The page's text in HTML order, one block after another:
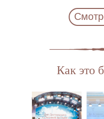
Как это